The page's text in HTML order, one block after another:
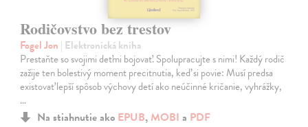
Rodičovstvo bez trestov
Fogel Jon | Elektronická kniha
Prestaňte so svojimi deťmi bojovať. Spolupracujte s nimi! Každý rodič
zažije ten bolestivý moment precitnutia, keď si povie: Musí predsa
existovať lepší spôsob výchovy detí ako neúčinné kričanie, vyhrážky,
…
Na stiahnutie ako EPUB, MOBI a PDF